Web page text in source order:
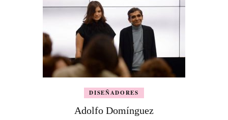
DISEÑADORES
Adolfo Domínguez